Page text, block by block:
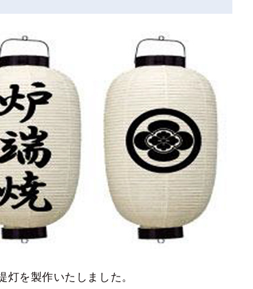
灯を製作いたしました。